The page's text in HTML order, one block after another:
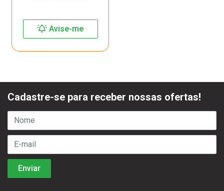
Avise-me
Cadastre-se para receber nossas ofertas!